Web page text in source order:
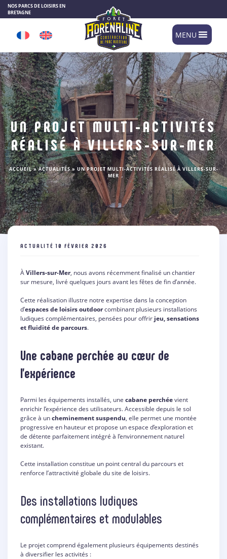
NOS PARCS DE LOISIRS EN
BRETAGNE
MENU
UN PROJET MULTI-ACTIVITÉS
RÉALISÉ À VILLERS-SUR-MER
ACCUEIL»ACTUALITÉS»UN PROJET MULTI-ACTIVITÉS RÉALISÉ À VILLERS-SUR-
MER
ACTUALITÉ 10 FÉVRIER 2026
ÀVillers-sur-Mer, nous avons récemment finalisé un chantier
sur mesure, livré quelques jours avant les fêtes de fin d’année.
Cette réalisation illustre notre expertise dans la conception
d’espaces de loisirs outdoorcombinant plusieurs installations
ludiques complémentaires, pensées pour offrir jeu, sensations
et fluidité de parcours.
Une cabane perchée au cœur de
l’expérience
Parmi les équipements installés, une cabane perchéevient
enrichir l’expérience des utilisateurs. Accessible depuis le sol
grâce à uncheminement suspendu, elle permet une montée
progressive en hauteur et propose un espace d’exploration et
de détente parfaitement intégré à l’environnement naturel
existant.
Cette installation constitue un point central du parcours et
renforce l’attractivité globale du site de loisirs.
Des installations ludiques
complémentaires et modulables
Le projet comprend également plusieurs équipements destinés
à diversifier les activités :
Panneau de gestion des cookies